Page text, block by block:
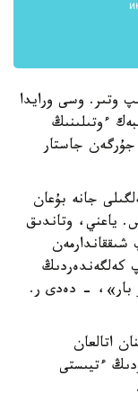
وتىر. وسى ورايدا
ءوتىلىنىڭ
جۇرگەن جاستار
جانە بۇعان
ياعني، وتاندىق
كەلگەندەردىڭ
بار»، - دەدى ر.
اتالعان
ءتيىستى